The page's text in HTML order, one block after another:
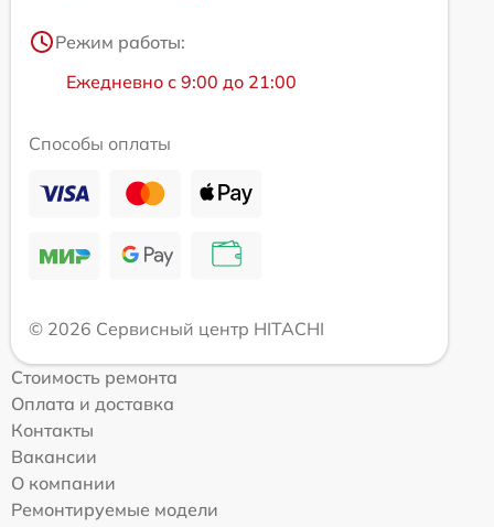
Режим работы:
Ежедневно с 9:00 до 21:00
Способы оплаты
© 2026 Сервисный центр HITACHI
Стоимость ремонта
Оплата и доставка
Контакты
Вакансии
О компании
Ремонтируемые модели